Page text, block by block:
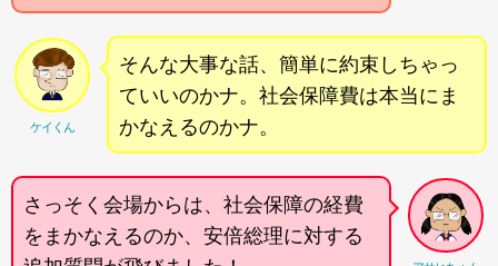
ケイくん
そんな大事な話、簡単に約束しちゃっ
ていいのかナ。社会保障費は本当にま
かなえるのかナ。
さっそく会場からは、社会保障の経費
をまかなえるのか、安倍総理に対する